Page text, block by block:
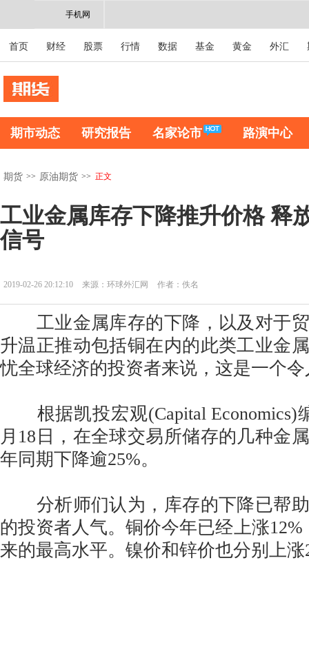
手机网
首页 财经 股票 行情 数据 基金 黄金 外汇
期市动态 研究报告 名家论市 路演中心
期货 >> 原油期货 >> 正文
工业金属库存下降推升价格 释
信号
2019-02-26 20:12:10 来源：环球外汇网 作者：佚名
工业金属库存的下降，以及对于贸
升温正推动包括铜在内的此类工业金
忧全球经济的投资者来说，这是一个
根据凯投宏观(Capital Economics)
月18日，在全球交易所储存的几种金
年同期下降逾25%。
分析师们认为，库存的下降已帮助
的投资者人气。铜价今年已经上涨
来的最高水平。镍价和锌价也分别上涨